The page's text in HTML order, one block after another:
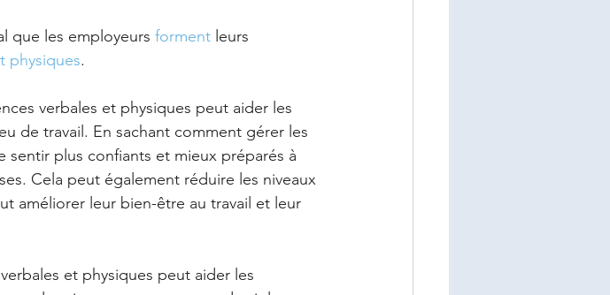
que les employeurs forment leurs
physiques.
verbales et physiques peut aider les
de travail. En sachant comment gérer les
sentir plus confiants et mieux préparés à
Cela peut également réduire les niveaux
améliorer leur bien-être au travail et leur
et physiques peut aider les